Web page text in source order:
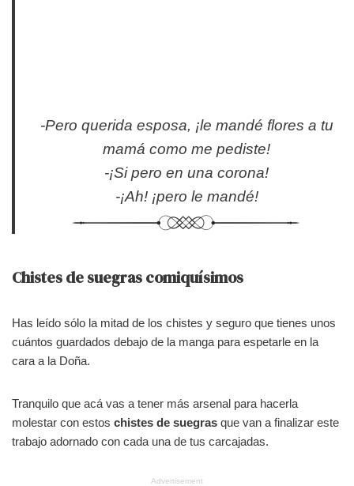
-Pero querida esposa, ¡le mandé flores a tu
mamá como me pediste!
-¡Si pero en una corona!
-¡Ah! ¡pero le mandé!
Chistes de suegras comiquísimos
Has leído sólo la mitad de los chistes y seguro que tienes unos
cuántos guardados debajo de la manga para espetarle en la
cara a la Doña.
Tranquilo que acá vas a tener más arsenal para hacerla
molestar con estos chistes de suegras que van a finalizar este
trabajo adornado con cada una de tus carcajadas.
Advertisement